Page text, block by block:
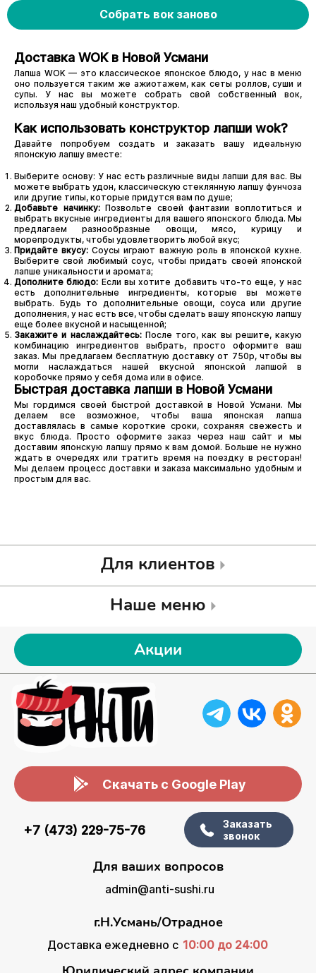
Собрать вок заново
Доставка WOK в Новой Усмани
Лапша WOK — это классическое японское блюдо, у нас в меню
оно пользуется таким же ажиотажем, как сеты роллов, суши и
супы. У нас вы можете собрать свой собственный вок,
используя наш удобный конструктор.
Как использовать конструктор лапши wok?
Давайте попробуем создать и заказать вашу идеальную
японскую лапшу вместе:
Выберите основу: У нас есть различные виды лапши для вас. Вы
можете выбрать удон, классическую стеклянную лапшу фунчоза
или другие типы, которые придутся вам по душе;
Добавьте начинку:Позвольте своей фантазии воплотиться и
выбрать вкусные ингредиенты для вашего японского блюда. Мы
предлагаем разнообразные овощи, мясо, курицу и
морепродукты, чтобы удовлетворить любой вкус;
Придайте вкусу: Соусы играют важную роль в японской кухне.
Выберите свой любимый соус, чтобы придать своей японской
лапше уникальности и аромата;
Дополните блюдо: Если вы хотите добавить что-то еще, у нас
есть дополнительные ингредиенты, которые вы можете
выбрать. Будь то дополнительные овощи, соуса или другие
дополнения, у нас есть все, чтобы сделать вашу японскую лапшу
еще более вкусной и насыщенной;
Закажите и наслаждайтесь:После того, как вы решите, какую
комбинацию ингредиентов выбрать, просто оформите ваш
заказ. Мы предлагаем бесплатную доставку от 750р, чтобы вы
могли наслаждаться нашей вкусной японской лапшой в
коробочке прямо у себя дома или в офисе.
Быстрая доставка лапши в Новой Усмани
Мы гордимся своей быстрой доставкой в Новой Усмани. Мы
делаем все возможное, чтобы ваша японская лапша
доставлялась в самые короткие сроки, сохраняя свежесть и
вкус блюда. Просто оформите заказ через наш сайт и мы
доставим японскую лапшу прямо к вам домой. Больше не нужно
ждать в очередях или тратить время на поездку в ресторан!
Мы делаем процесс доставки и заказа максимально удобным и
простым для вас.
Для клиентов
Наше меню
Акции
Скачать с Google Play
+7 (473) 229-75-76
Заказать
звонок
Для ваших вопросов
admin@anti-sushi.ru
г.Н.Усмань/Отрадное
Доставка ежедневно с 10:00 до 24:00